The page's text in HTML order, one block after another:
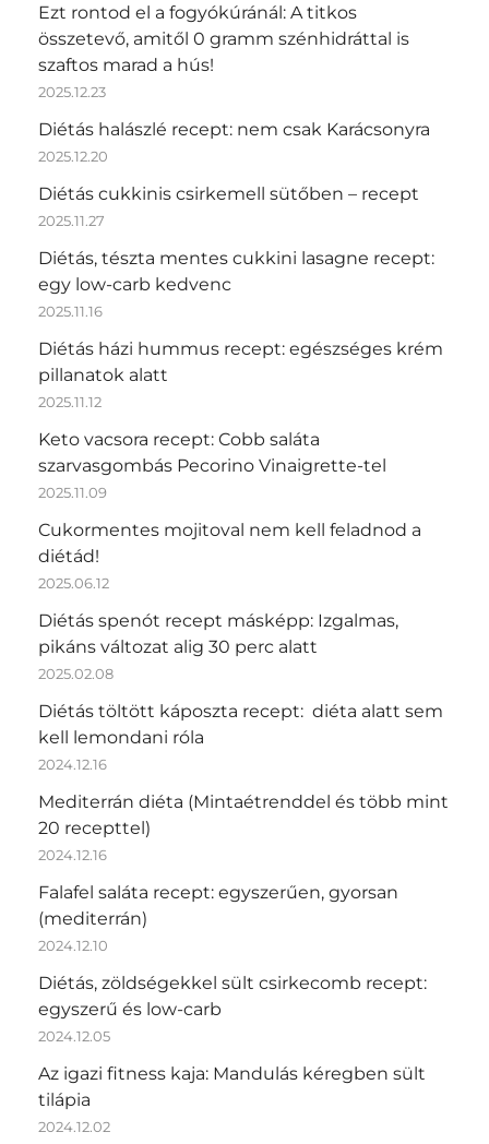
Ezt rontod el a fogyókúránál: A titkos
összetevő, amitől 0 gramm szénhidráttal is
szaftos marad a hús!
2025.12.23
Diétás halászlé recept: nem csak Karácsonyra
2025.12.20
Diétás cukkinis csirkemell sütőben – recept
2025.11.27
Diétás, tészta mentes cukkini lasagne recept:
egy low-carb kedvenc
2025.11.16
Diétás házi hummus recept: egészséges krém
pillanatok alatt
2025.11.12
Keto vacsora recept: Cobb saláta
szarvasgombás Pecorino Vinaigrette-tel
2025.11.09
Cukormentes mojitoval nem kell feladnod a
diétád!
2025.06.12
Diétás spenót recept másképp: Izgalmas,
pikáns változat alig 30 perc alatt
2025.02.08
Diétás töltött káposzta recept: diéta alatt sem
kell lemondani róla
2024.12.16
Mediterrán diéta (Mintaétrenddel és több mint
20 recepttel)
2024.12.16
Falafel saláta recept: egyszerűen, gyorsan
(mediterrán)
2024.12.10
Diétás, zöldségekkel sült csirkecomb recept:
egyszerű és low-carb
2024.12.05
Az igazi fitness kaja: Mandulás kéregben sült
tilápia
2024.12.02